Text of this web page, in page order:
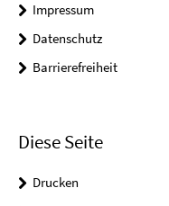
Impressum
Datenschutz
Barrierefreiheit
Diese Seite
Drucken